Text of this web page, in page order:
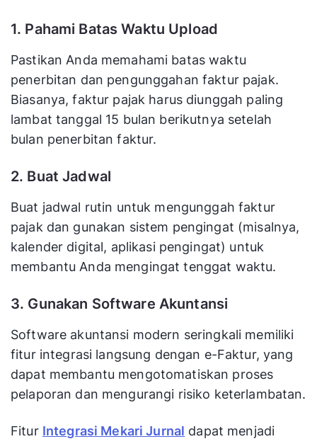
1. Pahami Batas Waktu Upload
Pastikan Anda memahami batas waktu
penerbitan dan pengunggahan faktur pajak.
Biasanya, faktur pajak harus diunggah paling
lambat tanggal 15 bulan berikutnya setelah
bulan penerbitan faktur.
2. Buat Jadwal
Buat jadwal rutin untuk mengunggah faktur
pajak dan gunakan sistem pengingat (misalnya,
kalender digital, aplikasi pengingat) untuk
membantu Anda mengingat tenggat waktu.
3. Gunakan Software Akuntansi
Software akuntansi modern seringkali memiliki
fitur integrasi langsung dengan e-Faktur, yang
dapat membantu mengotomatiskan proses
pelaporan dan mengurangi risiko keterlambatan.
Fitur Integrasi Mekari Jurnal dapat menjadi